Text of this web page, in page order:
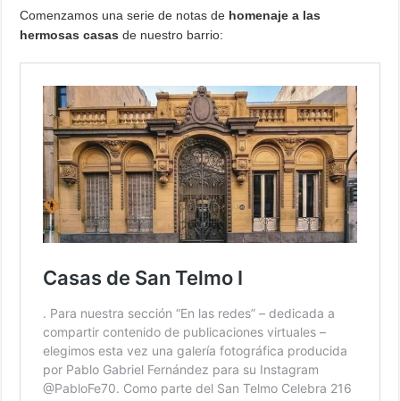
Comenzamos una serie de notas de homenaje a las
hermosas casas de nuestro barrio: